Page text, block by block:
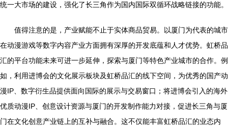
统一大市场的建设，强化了长三角作为国内国际双循环战略链接的功能。
值得注意的是，产业赋能不止于实体商品贸易。以厦门为代表的城市
在动漫游戏等数字内容产业方面拥有深厚的开发底蕴和人才优势。虹桥品
汇的平台功能未来可进一步延伸，探索与厦门等特色产业城市的合作。例
如，利用进博会的文化展示板块及虹桥品汇的线下空间，为优秀的国产动
漫IP、数字衍生品提供面向国际的展示与交易窗口；将进博会引入的海外
优质动漫IP、创意设计资源与厦门的开发制作能力对接，促进长三角与厦
门在文化创意产业链上的互补与融合。这不仅能丰富虹桥品汇的业态内